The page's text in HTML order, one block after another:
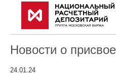
Новости о
24.01.24